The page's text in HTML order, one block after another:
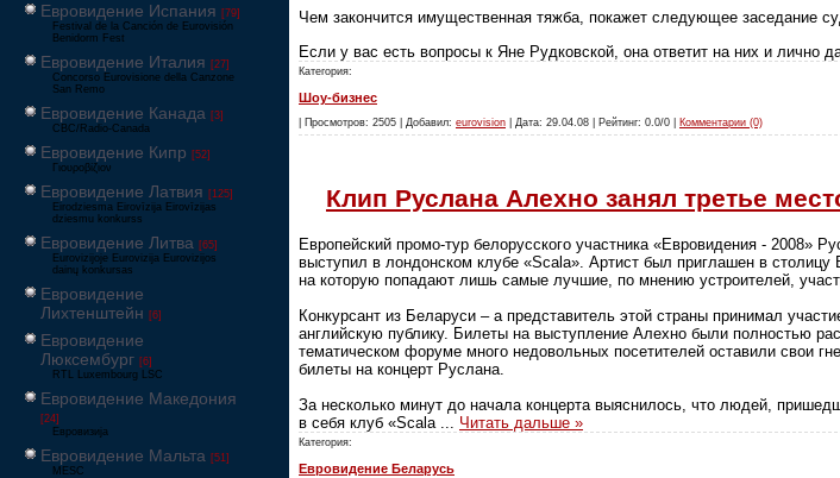
Евровидение Испания [79]
Festival de la Canción de Eurovisión
Benidorm Fest
Евровидение Италия [27]
Concorso Eurovisione della Canzone
San Remo
Евровидение Канада [3]
CBC/Radio-Canada
Евровидение Кипр [52]
Γιουροβίζιον
Евровидение Латвия [125]
Eirodziesma Eirovīzija Eirovīzijas
dziesmu konkurss
Евровидение Литва [65]
Eurovizijoje Eurovizija Eurovizijos
dainų konkursas
Евровидение
Лихтенштейн [6]
Евровидение
Люксембург [6]
RTL Luxembourg LSC
Евровидение Македония
[24]
Евровизија
Евровидение Мальта [51]
MESC
Чем закончится имущественная тяжба, покажет следующее заседание
Если у вас есть вопросы к Яне Рудковской, она ответит на них и лично
Категория:
Шоу-бизнес
| Просмотров: 2505 | Добавил: eurovision | Дата: 29.04.08 | Рейтинг: 0.0/0 | Комментарии (0)
Клип Руслана Алехно занял третье
Европейский промо-тур белорусского участника «Евровидения - 2008»
выступил в лондонском клубе «Scala». Артист был приглашен в столицу
на которую попадают лишь самые лучшие, по мнению устроителей,
Конкурсант из Беларуси – а представитель этой страны принимал
английскую публику. Билеты на выступление Алехно были полностью
тематическом форуме много недовольных посетителей оставили свои
билеты на концерт Руслана.
За несколько минут до начала концерта выяснилось, что людей,
в себя клуб «Scala ... Читать дальше »
Категория:
Евровидение Беларусь